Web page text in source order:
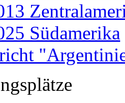
Südamerika